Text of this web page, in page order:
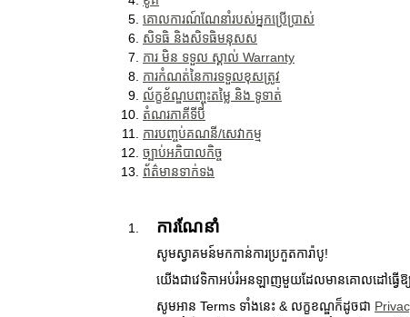
គោលការណ៍ណែនាំរបស់អ្នកប្រើប្រាស់
សិទធិ និងសិទធិមនុសស
ការ មិន ទទួល ស្គាល់ Warranty
ការកំណត់នៃការទទួលខុសត្រូវ
ល័ក្ខខ័ណ្ឌបញ្ចុះតម្លៃ និង ទូទាត់
តំណរភាគីទីបី
ការបញ្ចប់គណនី/សេវាកម្ម
ច្បាប់អភិបាលកិច្ច
ព័ត៌មានទាក់ទង
ការណែនាំ
សូមស្វាគមន៍មកកាន់ការប្រកួតការ៉ាបូ!
យើងជាវេទិកាអប់រំអនឡាញមួយដែលមានគោលដៅធ្វើឱ្
សូមអាន Terms ទាំងនេះ & លក្ខខណ្ឌក៏ដូចជា